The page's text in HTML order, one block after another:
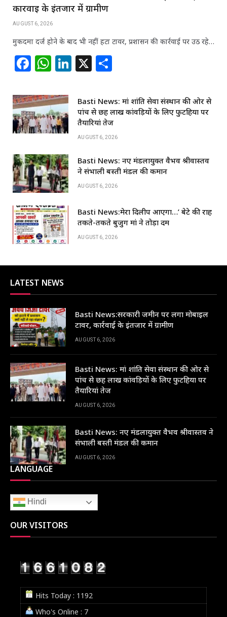
कार्रवाई के इंतजार में ग्रामीण
AUGUST 6, 2026
मुकदमा दर्ज होने के बाद भी नहीं हटा टावर, प्रशासन की कार्रवाई पर उठ रहे…
F
c
e
b
o
k
W
at
s
A
p
Li
k
e
dI
n
X
ar
e
Basti News: मां शांति सेवा संस्थान की ओर से
पांच से छह लाख कांवड़ियों के लिए फुटहिया पर
तैयारियां तेज
AUGUST 6, 2026
Basti News: नए मंडलायुक्त वैभव श्रीवास्तव
ने संभाली बस्ती मंडल की कमान
AUGUST 6, 2026
Basti News:मेरा दिलीप आएगा…’ बेटे की राह
तकते-तकते बुजुर्ग मां ने तोड़ा दम
AUGUST 6, 2026
LATEST NEWS
Basti News:सरकारी जमीन पर लगा मोबाइल
टावर, कार्रवाई के इंतजार में ग्रामीण
AUGUST 6, 2026
Basti News: मां शांति सेवा संस्थान की ओर से
पांच से छह लाख कांवड़ियों के लिए फुटहिया पर
तैयारियां तेज
AUGUST 6, 2026
Basti News: नए मंडलायुक्त वैभव श्रीवास्तव ने
संभाली बस्ती मंडल की कमान
AUGUST 6, 2026
LANGUAGE
Hindi
OUR VISITORS
Hits Today : 1192
Who's Online : 7